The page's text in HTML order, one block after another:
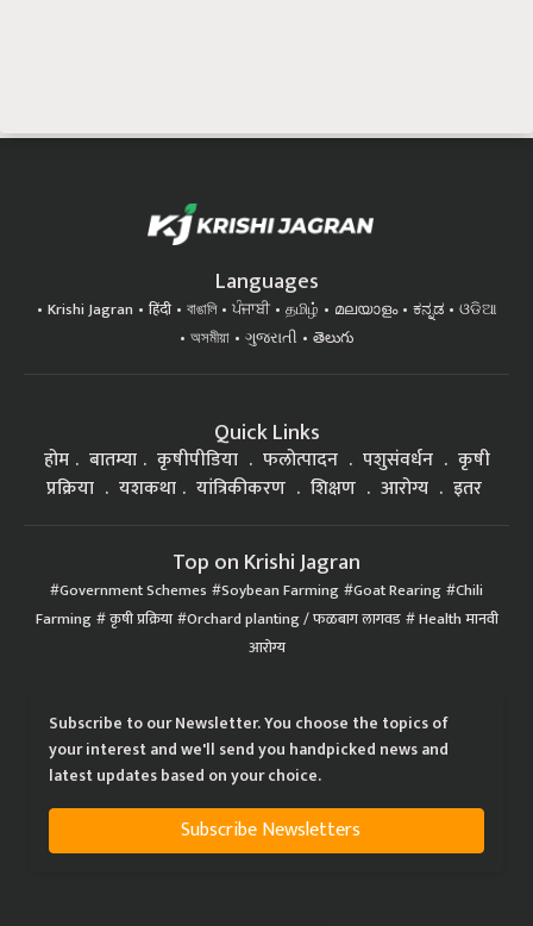
Languages
Krishi Jagran हिंदी বাঙালি ਪੰਜਾਬੀ தமிழ் മലയാളം ಕನ್ನಡ
ଓଡିଆ
অসমীয়া
ગુજરાતી తెలుగు
Quick Links
होम बातम्या कृषीपीडिया फलोत्पादन पशुसंवर्धन
कृषी
प्रक्रिया
यशकथा यांत्रिकीकरण शिक्षण आरोग्य इतर
Top on Krishi Jagran
Government Schemes Soybean Farming Goat Rearing Chili
Farming कृषी प्रक्रिया Orchard planting / फळबाग लागवड Health मानवी
आरोग्य
Subscribe to our Newsletter. You choose the topics of
your interest and we'll send you handpicked news and
latest updates based on your choice.
Subscribe Newsletters